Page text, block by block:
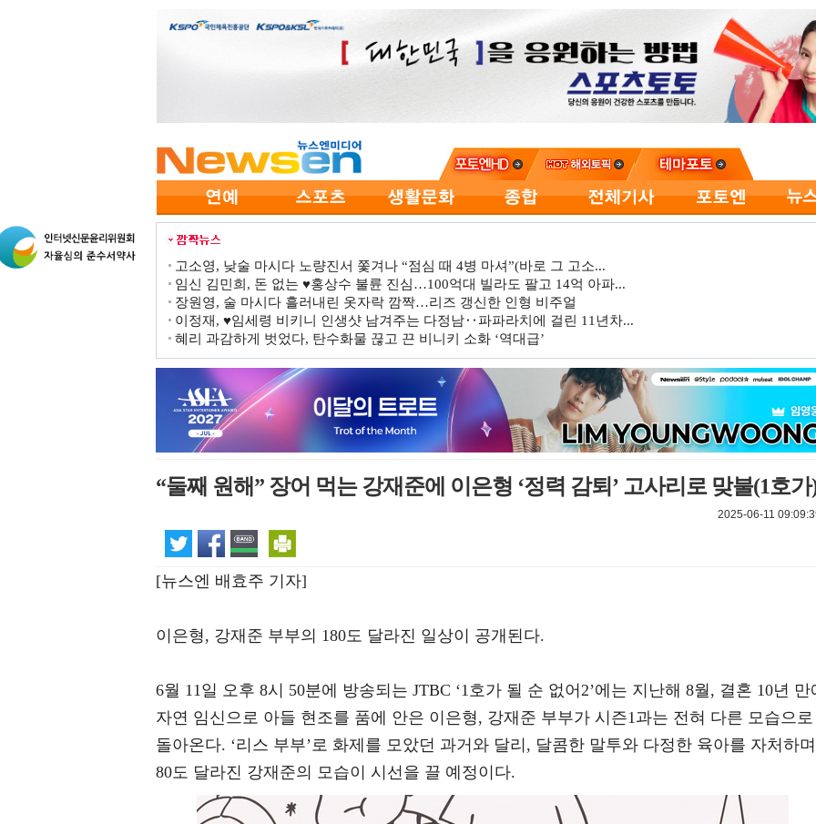
고소영, 낮술 마시다 노량진서 쫓겨나 “점심 때 4병 마셔”(바로 그 고소...
임신 김민희, 돈 없는 ♥홍상수 불륜 진심…100억대 빌라도 팔고 14억 아파...
장원영, 술 마시다 흘러내린 옷자락 깜짝…리즈 갱신한 인형 비주얼
이정재, ♥임세령 비키니 인생샷 남겨주는 다정남‥파파라치에 걸린 11년차...
혜리 과감하게 벗었다, 탄수화물 끊고 끈 비니키 소화 ‘역대급’
“둘째 원해” 장어 먹는 강재준에 이은형 ‘정력 감퇴’ 고사리로 맞불(1호가
2025-06-11
[뉴스엔 배효주 기자]
이은형, 강재준 부부의 180도 달라진 일상이 공개된다.
6월 11일 오후 8시 50분에 방송되는 JTBC ‘1호가 될 순 없어2’에는 지난해 8월, 결혼 10년 만
자연 임신으로 아들 현조를 품에 안은 이은형, 강재준 부부가 시즌1과는 전혀 다른 모습으로
돌아온다. ‘리스 부부’로 화제를 모았던 과거와 달리, 달콤한 말투와 다정한 육아를 자처하
80도 달라진 강재준의 모습이 시선을 끌 예정이다.